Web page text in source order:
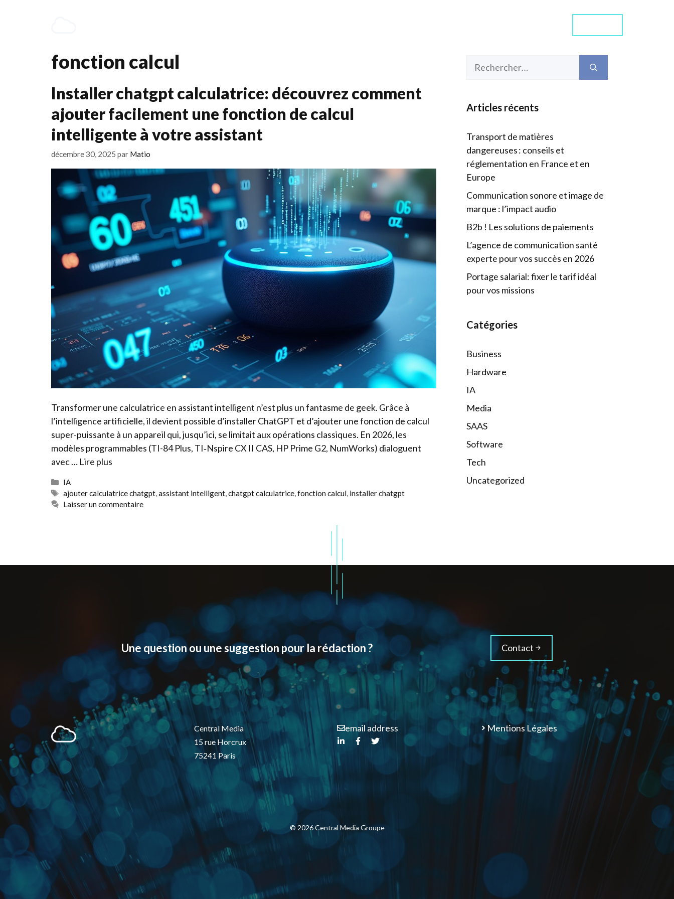
fonction calcul
Installer chatgpt calculatrice: découvrez comment
ajouter facilement une fonction de calcul
intelligente à votre assistant
décembre 30, 2025 par Matio
Transformer une calculatrice en assistant intelligent n’est plus un fantasme de geek. Grâce à
l’intelligence artificielle, il devient possible d’installer ChatGPT et d’ajouter une fonction de calcul
super-puissante à un appareil qui, jusqu’ici, se limitait aux opérations classiques. En 2026, les
modèles programmables (TI-84 Plus, TI‑Nspire CX II CAS, HP Prime G2, NumWorks) dialoguent
avec … Lire plus
Catégories
IA
Étiquettes
ajouter calculatrice chatgpt,assistant intelligent,chatgpt calculatrice,fonction calcul, installer chatgpt
Laisser un commentaire
Articles récents
Transport de matières
dangereuses : conseils et
réglementation en France et en
Europe
Communication sonore et image de
marque : l’impact audio
B2b ! Les solutions de paiements
L’agence de communication santé
experte pour vos succès en 2026
Portage salarial: fixer le tarif idéal
pour vos missions
Catégories
Business
Hardware
IA
Media
SAAS
Software
Tech
Uncategorized
Une question ou une suggestion pour la rédaction ? Contact
Central Media
15 rue Horcrux
75241 Paris
email address Mentions Légales
© 2026 Central Media Groupe